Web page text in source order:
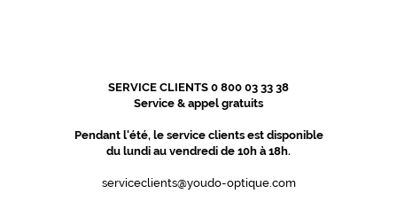
SERVICE CLIENTS 0 800 03 33 38
Service & appel gratuits
Pendant l'été, le service clients est disponible
du lundi au vendredi de 10h à 18h.
serviceclients@youdo-optique.com